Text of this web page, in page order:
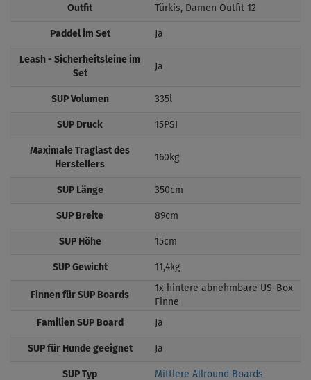
Outfit Türkis, Damen Outfit 12
Paddel im Set Ja
Leash - Sicherheitsleine im
Set
Ja
SUP Volumen 335l
SUP Druck 15PSI
Maximale Traglast des
Herstellers
160kg
SUP Länge 350cm
SUP Breite 89cm
SUP Höhe 15cm
SUP Gewicht 11,4kg
Finnen für SUP Boards
1x hintere abnehmbare US-Box
Finne
Familien SUP Board Ja
SUP für Hunde geeignet Ja
SUP Typ Mittlere Allround Boards